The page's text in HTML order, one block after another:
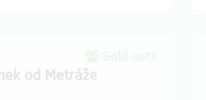
od Metráže